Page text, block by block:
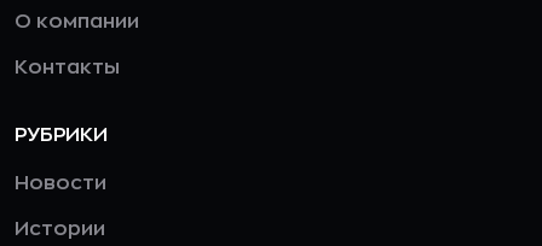
О компании
Контакты
РУБРИКИ
Новости
Истории